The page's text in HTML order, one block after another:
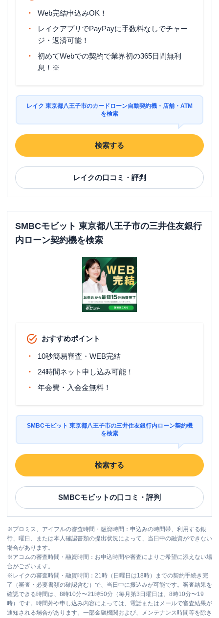
Web完結申込みOK！
レイクアプリでPayPayに手数料なしでチャー
ジ・返済可能！
初めてWebでの契約で業界初の365日間無利
息！※
レイク 東京都八王子市のカードローン自動契約機・店舗・ATM
を検索
検索する
レイクの口コミ・評判
SMBCモビット 東京都八王子市の三井住友銀行
内ローン契約機を検索
おすすめポイント
10秒簡易審査・WEB完結
24時間ネット申し込み可能！
年会費・入会金無料！
SMBCモビット 東京都八王子市の三井住友銀行内ローン契約機
を検索
検索する
SMBCモビットの口コミ・評判
※プロミス、アイフルの審査時間・融資時間：申込みの時間帯、利用する銀
行、曜日、または本人確認書類の提出状況によって、当日中の融資ができない
場合があります。
※アコムの審査時間・融資時間：お申込時間や審査によりご希望に添えない場
合がございます。
※ レイクの審査時間・融資時間：21時（日曜日は18時）までの契約手続き完
了（審査・必要書類の確認含む）で、当日中に振込みが可能です。審査結果を
確認できる時間は、8時10分〜21時50分（毎月第3日曜日は、8時10分〜19
時）です。時間外や申し込み内容によっては、電話またはメールで審査結果が
通知される場合があります。一部金融機関および、メンテナンス時間等を除き